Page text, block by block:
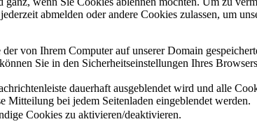
abmelden oder andere Cookies zulassen, um
von Ihrem Computer auf unserer Domain
Sie in den Sicherheitseinstellungen Ihres
dauerhaft ausgeblendet wird und alle
Mitteilung bei jedem Seitenladen eingeblendet werden.
Cookies zu aktivieren/deaktivieren.